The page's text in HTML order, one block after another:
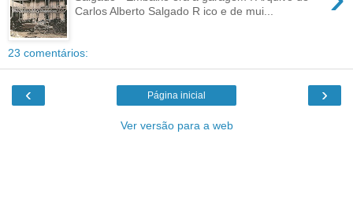
Carlos Alberto Salgado R ico e de mui...
23 comentários:
‹ ›
Página inicial
Ver versão para a web